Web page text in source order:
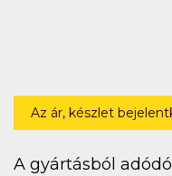
Az ár, készlet
A gyártásból